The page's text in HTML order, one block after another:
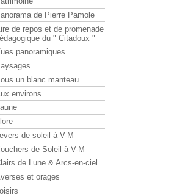
de Pierre Pamole
de repos et de promenade
du " Citadoux "
panoramiques
un blanc manteau
environs
Levers de soleil à V-M
de Soleil à V-M
de Lune & Arcs-en-ciel
et orages
Loisirs